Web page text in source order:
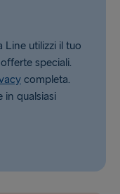
Line utilizzi il tuo
speciali.
completa.
in qualsiasi